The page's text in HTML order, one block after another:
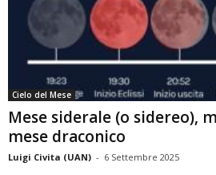
Cielo del Mese
Mese siderale (o sidereo),
mese draconico
Luigi Civita (UAN) - 6 Settembre 2025